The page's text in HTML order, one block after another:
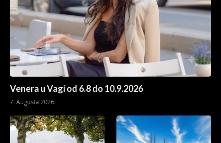
Venera u Vagi od 6.8 do 10.9.2026
7. Augusta 2026.